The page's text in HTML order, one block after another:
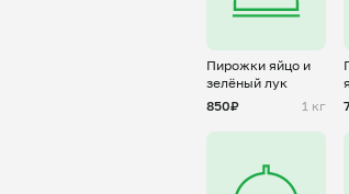
Пирожки яйцо и
зелёный лук
850₽
1 кг